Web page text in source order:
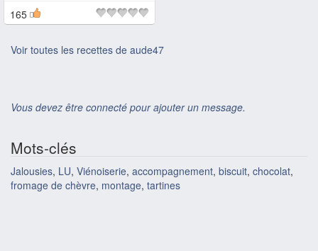
165
Voir toutes les recettes de aude47
Vous devez être connecté pour ajouter un message.
Mots-clés
Jalousies, LU, Viénoiserie, accompagnement, biscuit, chocolat,
fromage de chèvre, montage, tartines